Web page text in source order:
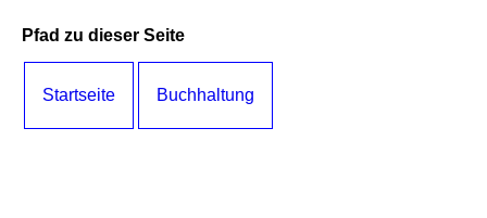
Pfad zu dieser Seite
Startseite Buchhaltung